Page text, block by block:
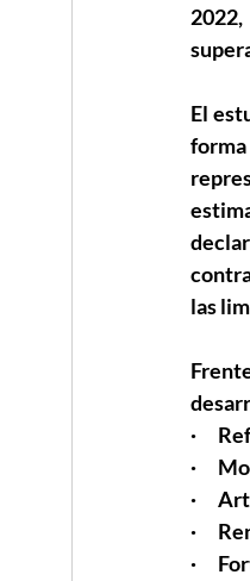
El
las
·
·
·
·
·